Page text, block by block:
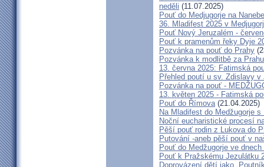
neděli (11.07.2025)
Pouť do Medjugorje na
36. Mladifest 2025 v
Pouť Nový Jeruzalém -
Pouť k pramenům řeky Dyje
Pozvánka na pouť do Prahy
Pozvánka k modlitbě za
13. června 2025: Fatimská
Přehled poutí u sv. Zdislavy
Pozvánka na pouť -
13. květen 2025 - Fatimská
Pouť do Římova(21.04.2025)
Na Mladifest do Medžugorje s
Noční eucharistické procesí
Pěší pouť rodin z Lukova do
Putování -aneb pěší pouť v
Pouť do Medžugorje ve
Pouť k Pražskému Jezulátku
Doprovázení dětí jako